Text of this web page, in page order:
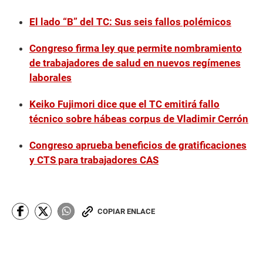
El lado “B” del TC: Sus seis fallos polémicos
Congreso firma ley que permite nombramiento
de trabajadores de salud en nuevos regímenes
laborales
Keiko Fujimori dice que el TC emitirá fallo
técnico sobre hábeas corpus de Vladimir Cerrón
Congreso aprueba beneficios de gratificaciones
y CTS para trabajadores CAS
COPIAR ENLACE